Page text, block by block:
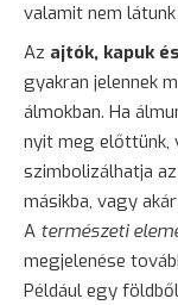
valamit nem
Az ajtók, kapuk
gyakran jelennek
álmokban. Ha
nyit meg előttünk,
szimbolizálhatja
másikba, vagy
A természeti
megjelenése
Például egy